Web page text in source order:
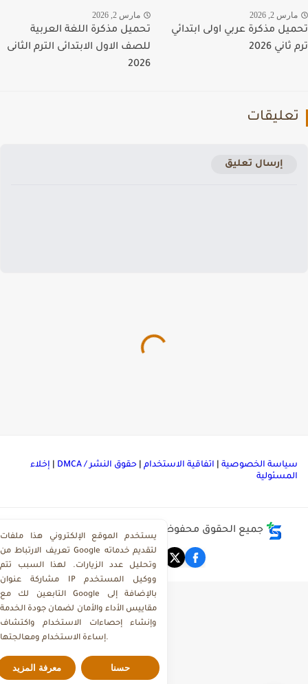
2, 2026
مذكرة عربي اولى ابتدائي
2026
مارس 2, 2026
تحميل مذكرة اللغة العربية
للصف الاول الابتدائى الترم الثانى
2026
إرسال تعليق
الخصوصية|اتفاقية الاستخدام|حقوق النشر / DMCA |إخلاء
جميع الحقوق محفوظة © مركز تحميل ملفات ذاكرولي
يستخدم الموقع الإلكتروني هذا ملفات
تعريف الارتباط من Google لتقديم خدماته
وتحليل عدد الزيارات. لهذا السبب تتم
مشاركة عنوان IP ووكيل المستخدم
التابعين لك مع Google بالإضافة إلى
مقاييس الأداء والأمان لضمان جودة الخدمة
وإنشاء إحصاءات الاستخدام واكتشاف
معرفة المزيد حسنا